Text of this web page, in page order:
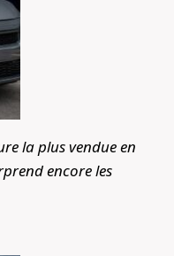
la plus vendue en
encore les